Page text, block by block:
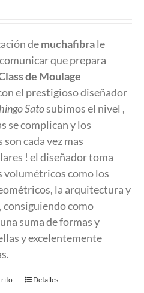
€.
es:
280.00 €.
demuchafibrale
que prepara
de Moulage
el prestigioso diseñador
Satosubimos el nivel ,
se complican y los
cada vez mas
! el diseñador toma
volumétricos como los
la arquitectura y
consiguiendo como
suma de formas y
y excelentemente
Detalles